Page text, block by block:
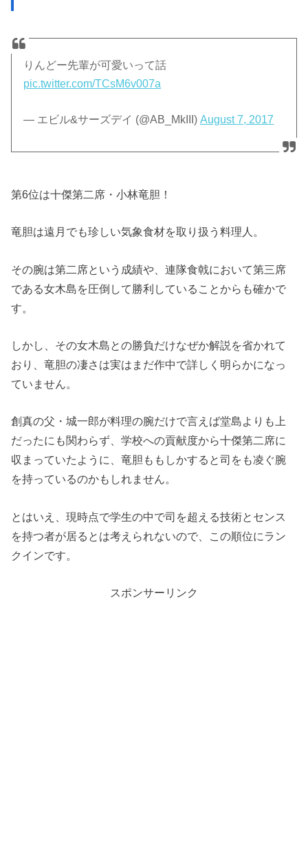
りんどー先輩が可愛いって話
pic.twitter.com/TCsM6v007a
— エビル&サーズデイ (@AB_MkIII)August 7, 2017
第6位は十傑第二席・小林竜胆！
竜胆は遠月でも珍しい気象食材を取り扱う料理人。
その腕は第二席という成績や、連隊食戟において第三席
である女木島を圧倒して勝利していることからも確かで
す。
しかし、その女木島との勝負だけなぜか解説を省かれて
おり、竜胆の凄さは実はまだ作中で詳しく明らかになっ
ていません。
創真の父・城一郎が料理の腕だけで言えば堂島よりも上
だったにも関わらず、学校への貢献度から十傑第二席に
収まっていたように、竜胆ももしかすると司をも凌ぐ腕
を持っているのかもしれません。
とはいえ、現時点で学生の中で司を超える技術とセンス
を持つ者が居るとは考えられないので、この順位にラン
クインです。
スポンサーリンク